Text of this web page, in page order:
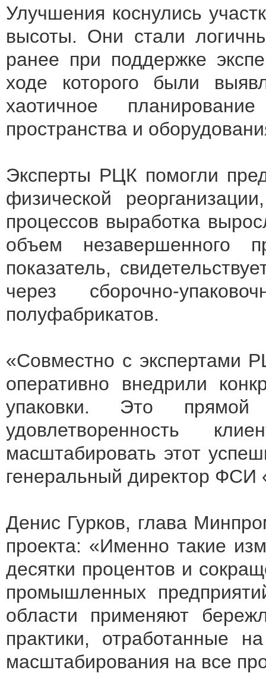
Улучшения коснулись
высоты. Они стали
ранее при поддержке
ходе которого были
хаотичное
пространства и
Эксперты РЦК помогли
физической
процессов выработка
объем незавершенного
показатель,
через сборочно-
полуфабрикатов.
«Совместно с экспертами
оперативно внедрили
упаковки. Это
удовлетворенность
масштабировать этот
генеральный директор ФСИ
Денис Гурков, глава
проекта: «Именно такие
десятки процентов и
промышленных
области применяют
практики, отработанные
масштабирования на все